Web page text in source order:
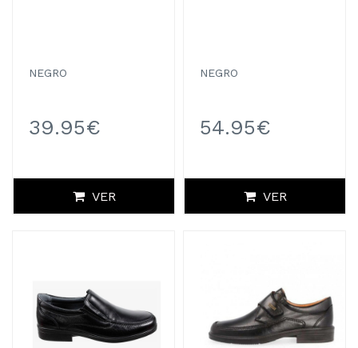
NEGRO
39.95€
VER
NEGRO
54.95€
VER